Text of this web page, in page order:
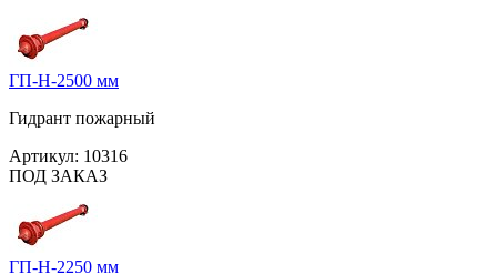
ГП-Н-2500 мм
Гидрант пожарный
Артикул: 10316
ПОД ЗАКАЗ
ГП-Н-2250 мм